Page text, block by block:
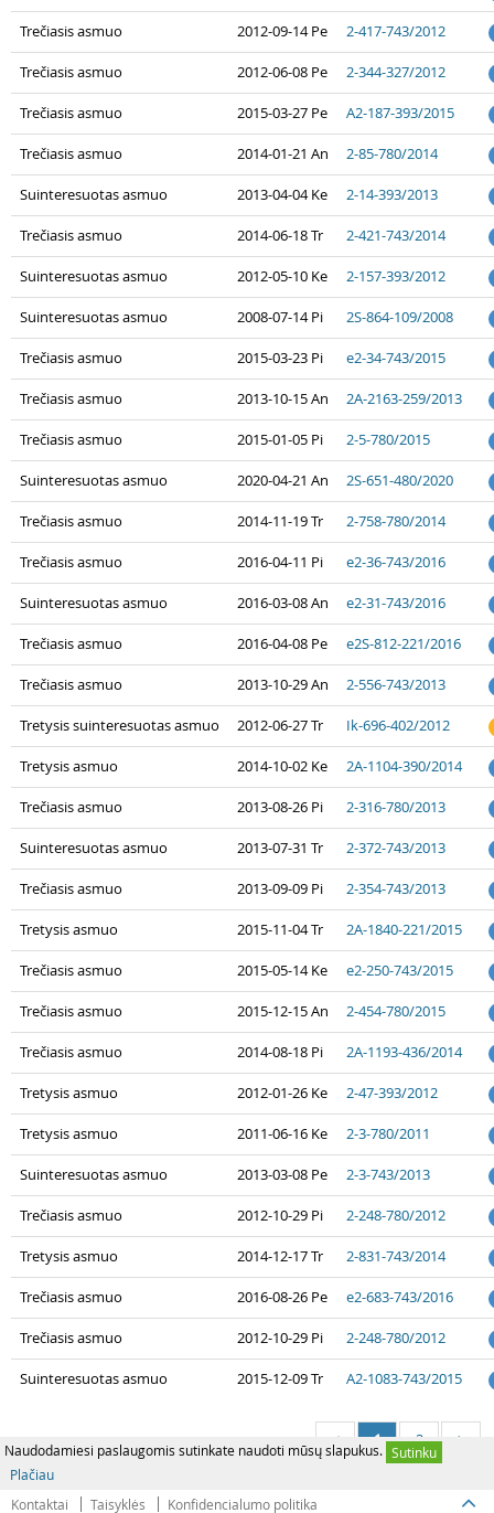
Naudodamiesi paslaugomis sutinkate naudoti mūsų slapukus. Sutinku
Plačiau
Trečiasis asmuo 2012-09-14 Pe 2-417-743/2012
Trečiasis asmuo 2012-06-08 Pe 2-344-327/2012
Trečiasis asmuo 2015-03-27 Pe A2-187-393/2015
Trečiasis asmuo 2014-01-21 An 2-85-780/2014
Suinteresuotas asmuo 2013-04-04 Ke 2-14-393/2013
Trečiasis asmuo 2014-06-18 Tr 2-421-743/2014
Suinteresuotas asmuo 2012-05-10 Ke 2-157-393/2012
Suinteresuotas asmuo 2008-07-14 Pi 2S-864-109/2008
Trečiasis asmuo 2015-03-23 Pi e2-34-743/2015
Trečiasis asmuo 2013-10-15 An 2A-2163-259/2013
Trečiasis asmuo 2015-01-05 Pi 2-5-780/2015
Suinteresuotas asmuo 2020-04-21 An 2S-651-480/2020
Trečiasis asmuo 2014-11-19 Tr 2-758-780/2014
Trečiasis asmuo 2016-04-11 Pi e2-36-743/2016
Suinteresuotas asmuo 2016-03-08 An e2-31-743/2016
Trečiasis asmuo 2016-04-08 Pe e2S-812-221/2016
Trečiasis asmuo 2013-10-29 An 2-556-743/2013
Tretysis suinteresuotas asmuo 2012-06-27 Tr Ik-696-402/2012
Tretysis asmuo 2014-10-02 Ke 2A-1104-390/2014
Trečiasis asmuo 2013-08-26 Pi 2-316-780/2013
Suinteresuotas asmuo 2013-07-31 Tr 2-372-743/2013
Trečiasis asmuo 2013-09-09 Pi 2-354-743/2013
Tretysis asmuo 2015-11-04 Tr 2A-1840-221/2015
Trečiasis asmuo 2015-05-14 Ke e2-250-743/2015
Trečiasis asmuo 2015-12-15 An 2-454-780/2015
Trečiasis asmuo 2014-08-18 Pi 2A-1193-436/2014
Tretysis asmuo 2012-01-26 Ke 2-47-393/2012
Tretysis asmuo 2011-06-16 Ke 2-3-780/2011
Suinteresuotas asmuo 2013-03-08 Pe 2-3-743/2013
Trečiasis asmuo 2012-10-29 Pi 2-248-780/2012
Tretysis asmuo 2014-12-17 Tr 2-831-743/2014
Trečiasis asmuo 2016-08-26 Pe e2-683-743/2016
Trečiasis asmuo 2012-10-29 Pi 2-248-780/2012
Suinteresuotas asmuo 2015-12-09 Tr A2-1083-743/2015
< 1 2 >
Kontaktai Taisyklės Konfidencialumo politika